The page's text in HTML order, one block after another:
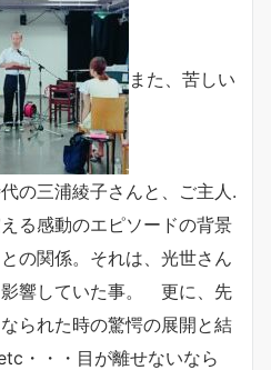
また、苦しい
の三浦綾子さんと、ご主人.
る感動のエピソードの背景
の関係。それは、光世さん
響していた事。 更に、先
られた時の驚愕の展開と結
・・・目が離せないなら